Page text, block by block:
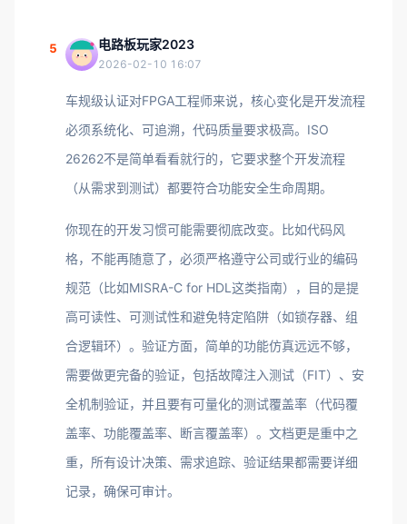
5 电路板玩家2023
2026-02-10 16:07
车规级认证对FPGA工程师来说，核心变化是开发流程
必须系统化、可追溯，代码质量要求极高。ISO
26262不是简单看看就行的，它要求整个开发流程
（从需求到测试）都要符合功能安全生命周期。
你现在的开发习惯可能需要彻底改变。比如代码风
格，不能再随意了，必须严格遵守公司或行业的编码
规范（比如MISRA-C for HDL这类指南），目的是提
高可读性、可测试性和避免特定陷阱（如锁存器、组
合逻辑环）。验证方面，简单的功能仿真远远不够，
需要做更完备的验证，包括故障注入测试（FIT）、安
全机制验证，并且要有可量化的测试覆盖率（代码覆
盖率、功能覆盖率、断言覆盖率）。文档更是重中之
重，所有设计决策、需求追踪、验证结果都需要详细
记录，确保可审计。